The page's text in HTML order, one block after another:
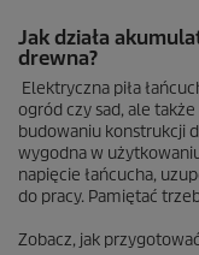
Jak działa
drewna?
Elektryczna piła
ogród czy sad, ale
budowaniu konstrukcji
wygodna w
napięcie łańcucha,
do pracy. Pamiętać
Zobacz, jak